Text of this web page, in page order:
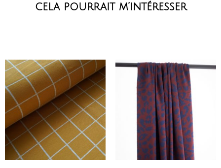
cela pourrait m’intéresser